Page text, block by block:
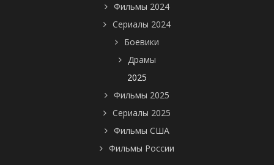
Фильмы 2024
Сериалы 2024
Боевики
Драмы
2025
Фильмы 2025
Сериалы 2025
Фильмы США
Фильмы России